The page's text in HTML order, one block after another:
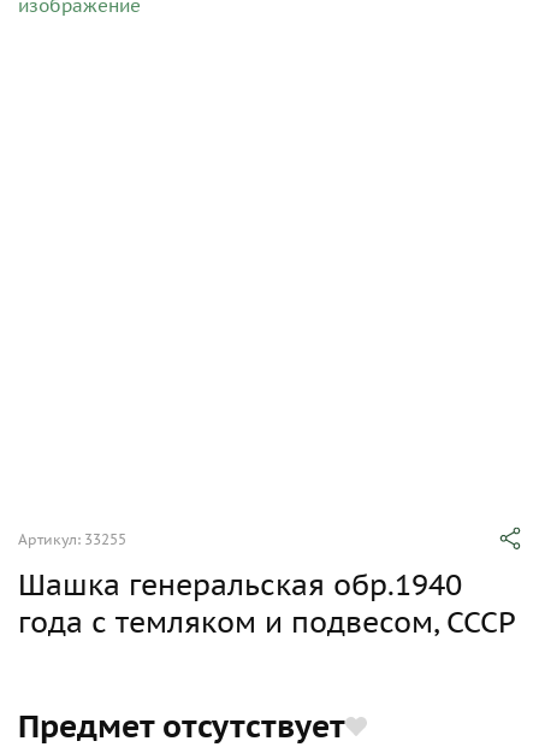
Артикул: 33255
Шашка генеральская обр.1940
года с темляком и подвесом, СССР
Предмет отсутствует